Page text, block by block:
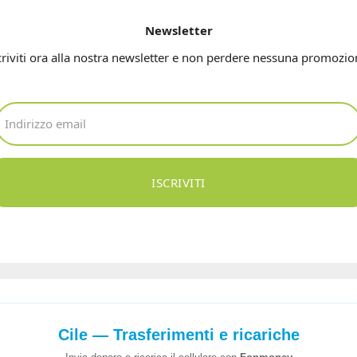
Newsletter
ora alla nostra newsletter e non perdere nessuna
ISCRIVITI
Cile — Trasferimenti e ricariche